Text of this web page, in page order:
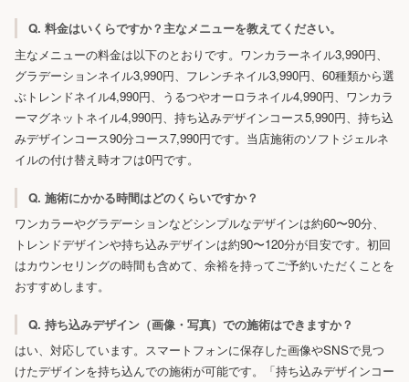
Q. 料金はいくらですか？主なメニューを教えてください。
主なメニューの料金は以下のとおりです。ワンカラーネイル3,990円、
グラデーションネイル3,990円、フレンチネイル3,990円、60種類から選
ぶトレンドネイル4,990円、うるつやオーロラネイル4,990円、ワンカラ
ーマグネットネイル4,990円、持ち込みデザインコース5,990円、持ち込
みデザインコース90分コース7,990円です。当店施術のソフトジェルネ
イルの付け替え時オフは0円です。
Q. 施術にかかる時間はどのくらいですか？
ワンカラーやグラデーションなどシンプルなデザインは約60〜90分、
トレンドデザインや持ち込みデザインは約90〜120分が目安です。初回
はカウンセリングの時間も含めて、余裕を持ってご予約いただくことを
おすすめします。
Q. 持ち込みデザイン（画像・写真）での施術はできますか？
はい、対応しています。スマートフォンに保存した画像やSNSで見つ
けたデザインを持ち込んでの施術が可能です。「持ち込みデザインコー